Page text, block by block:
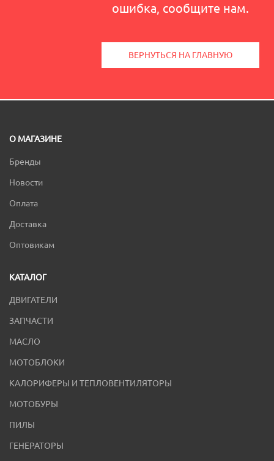
ошибка, сообщите нам.
ВЕРНУТЬСЯ НА ГЛАВНУЮ
О МАГАЗИНЕ
Бренды
Новости
Оплата
Доставка
Оптовикам
КАТАЛОГ
ДВИГАТЕЛИ
ЗАПЧАСТИ
МАСЛО
МОТОБЛОКИ
КАЛОРИФЕРЫ И ТЕПЛОВЕНТИЛЯТОРЫ
МОТОБУРЫ
ПИЛЫ
ГЕНЕРАТОРЫ